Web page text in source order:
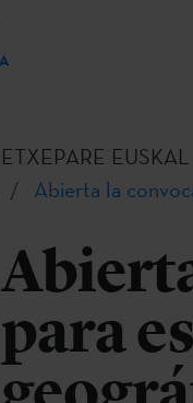
ETXEPARE
Abierta la
para